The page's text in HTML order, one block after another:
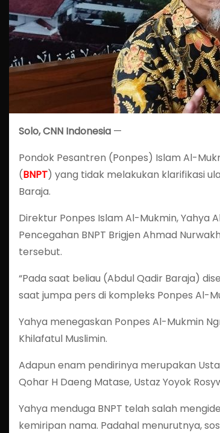
Solo, CNN Indonesia —
Pondok Pesantren (Ponpes) Islam Al-
(BNPT) yang tidak melakukan klarifikasi
Baraja.
Direktur Ponpes Islam Al-Mukmin, Yahya
Pencegahan BNPT Brigjen Ahmad
tersebut.
“Pada saat beliau (Abdul Qadir Baraja)
saat jumpa pers di kompleks Ponpes Al-
Yahya menegaskan Ponpes Al-Mukmin
Khilafatul Muslimin.
Adapun enam pendirinya merupakan
Qohar H Daeng Matase, Ustaz Yoyok
Yahya menduga BNPT telah salah
kemiripan nama. Padahal menurutnya,